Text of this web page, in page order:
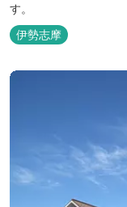
す。
伊勢志摩